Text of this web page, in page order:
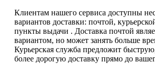
Клиентам нашего сервиса доступны
вариантов доставки: почтой,
пункты выдачи . Доставка почтой
вариантом, но может занять больше
Курьерская служба предложит
более дорогую доставку прямо до